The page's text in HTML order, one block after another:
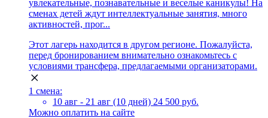
увлекательные, познавательные и веселые каникулы! На
сменах детей ждут интеллектуальные занятия, много
активностей, прог...
Этот лагерь находится в другом регионе. Пожалуйста,
перед бронированием внимательно ознакомьтесь с
условиями трансфера, предлагаемыми организаторами.
1 смена:
10 авг - 21 авг (10 дней) 24 500 руб.
Можно оплатить на сайте